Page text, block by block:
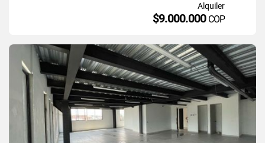
Alquiler
$9.000.000 COP